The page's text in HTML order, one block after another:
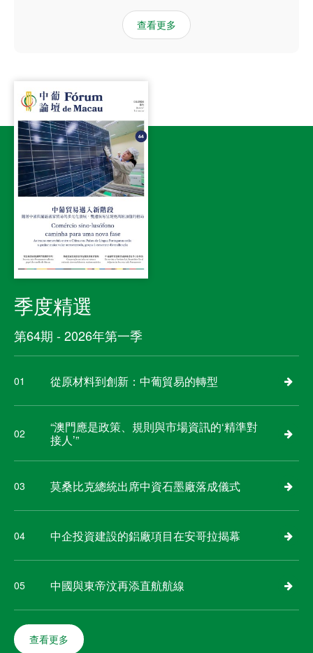
查看更多
季度精選
第64期 - 2026年第一季
01 從原材料到創新：中葡貿易的轉型
02
“澳門應是政策、規則與市場資訊的‘精準對
接人’”
03 莫桑比克總統出席中資石墨廠落成儀式
04 中企投資建設的鋁廠項目在安哥拉揭幕
05 中國與東帝汶再添直航航線
查看更多